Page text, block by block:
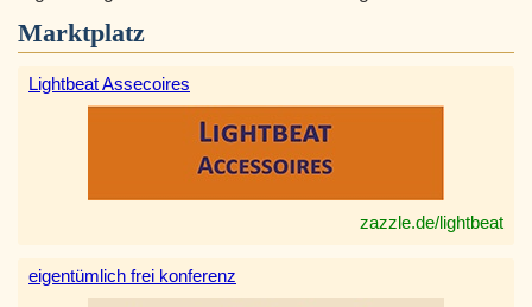
Marktplatz
Lightbeat Assecoires
zazzle.de/lightbeat
eigentümlich frei konferenz